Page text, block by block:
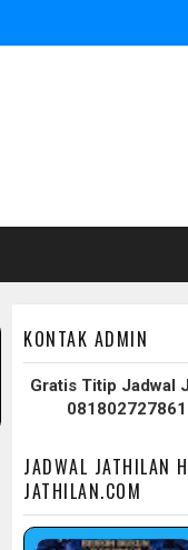
KONTAK ADMIN
Gratis Titip Jadwal
JADWAL JATHILAN
JATHILAN.COM